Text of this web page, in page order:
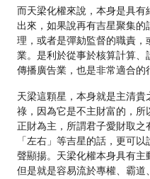
而天梁化權來說，本身是具有
出來，如果說再有吉星聚集
理，或者是彈劾監督的職責
業。是利於從事於核算計算
傳播廣告業，也是非常適合的
天梁這顆星，本身就是主清
祿，因為它是不主財富的，所
正財為主，所謂君子愛財取之
「左右」等吉星的話，更可
聲顯揚。天梁化權本身具有主
但是就是容易流於專權、霸